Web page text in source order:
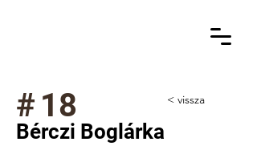
# 18 < vissza
Bérczi Boglárka